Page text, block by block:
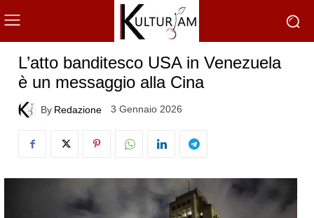
L’atto banditesco USA in Venezuela
è un messaggio alla Cina
By Redazione 3 Gennaio 2026